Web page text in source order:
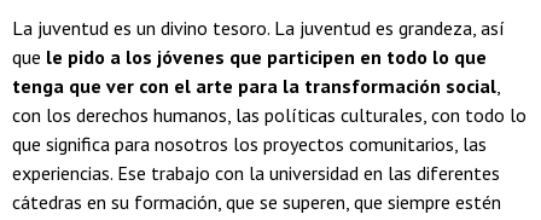
La juventud es un divino tesoro. La juventud es grandeza, así
que le pido a los jóvenes que participen en todo lo que
tenga que ver con el arte para la transformación social
con los derechos humanos, las políticas culturales, con todo lo
que significa para nosotros los proyectos comunitarios, las
experiencias. Ese trabajo con la universidad en las diferentes
cátedras en su formación, que se superen, que siempre estén